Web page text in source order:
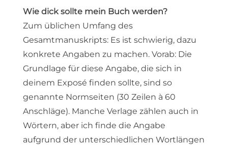
Wie dick sollte mein Buch werden?
Zum üblichen Umfang des
Gesamtmanuskripts: Es ist schwierig, dazu
konkrete Angaben zu machen. Vorab: Die
Grundlage für diese Angabe, die sich in
deinem Exposé finden sollte, sind so
genannte Normseiten (30 Zeilen à 60
Anschläge). Manche Verlage zählen auch in
Wörtern, aber ich finde die Angabe
aufgrund der unterschiedlichen Wortlängen